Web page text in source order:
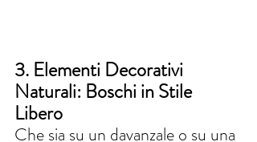
3. Elementi Decorativi
Naturali: Boschi in Stile
Libero
Che sia su un davanzale o su una